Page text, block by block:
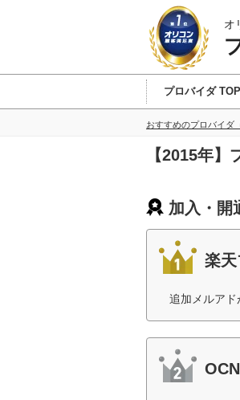
オ
プロバイダ TOP
おすすめのプロバイダ
【2015年
加入・開
楽天
追加メルアド